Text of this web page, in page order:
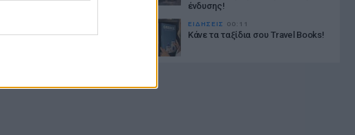
ένδυσης!
ΕΙΔΗΣΕΙΣ 00:11
Κάνε τα ταξίδια σου Travel Books!